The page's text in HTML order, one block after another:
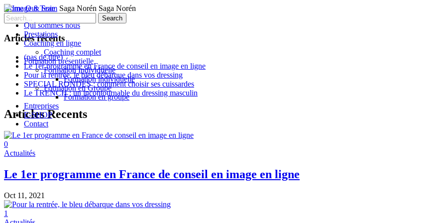
Qui sommes nous
Prestations
Coaching en ligne
Coaching complet
Formation présentielle
Formation Individuelle
Formation individuelle
Formation en Groupe
Formation en groupe
Entreprises
E-SHOP
Contact
Home Our Team Saga Norén Saga Norén
Search
Articles récents
(pas de titre)
Le 1er programme en France de conseil en image en ligne
Pour la rentrée, le bleu débarque dans vos dressing
SPECIAL RONDES : comment choisir ses cuissardes
Le TRENCH : un incontournable du dressing masculin
Articles Recents
0
Actualités
Le 1er programme en France de conseil en image en ligne
Oct 11, 2021
1